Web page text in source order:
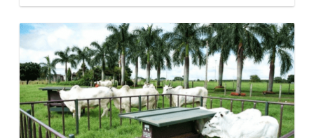
Como
reduzir
o
custo
da
cerca